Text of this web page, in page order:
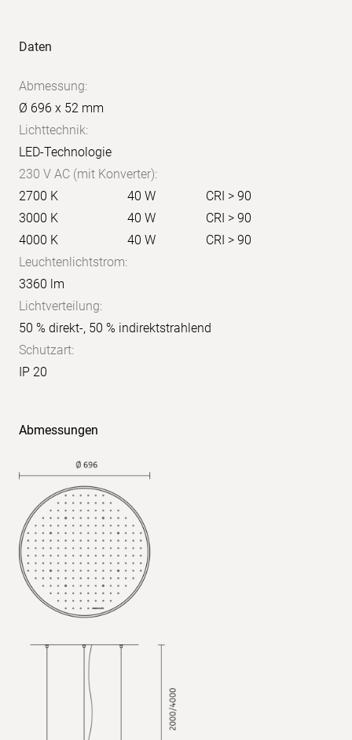
Anwendungs-
Bilder
Produkt-
Daten
Daten
Abmessung:
Ø 696 x 52 mm
Lichttechnik:
LED-Technologie
230 V AC (mit Konverter):
2700 K
40 W
CRI > 90
3000 K
40 W
CRI > 90
4000 K
40 W
CRI > 90
Leuchtenlichtstrom:
3360 lm
Lichtverteilung:
50 % direkt-, 50 % indirektstrahlend
Schutzart:
IP 20
Abmessungen